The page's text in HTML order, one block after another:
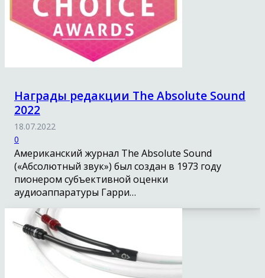
Награды редакции The Absolute Sound
2022
18.07.2022
0
Американский журнал The Absolute Sound
(«Абсолютный звук») был создан в 1973 году
пионером субъективной оценки
аудиоаппаратуры Гарри…